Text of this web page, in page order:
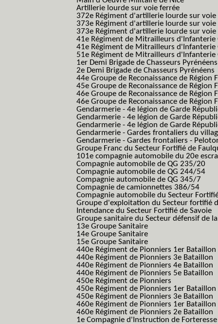
Artillerie lourde sur voie ferrée
372e Régiment d'artillerie lourde sur voie
373e Régiment d'artillerie lourde sur voie
373e Régiment d'artillerie lourde sur
41e Régiment de Mitrailleurs d'Infanterie
41e Régiment de Mitrailleurs d'Infanterie
51e Régiment de Mitrailleurs d'Infanterie
1er Demi Brigade de Chasseurs Pyrénéens
2e Demi Brigade de Chasseurs Pyrénéens
44e Groupe de Reconaissance de Région
45e Groupe de Reconaissance de Région
46e Groupe de Reconaissance de Région
46e Groupe de Reconaissance de
Gendarmerie - 4e légion de Garde
Gendarmerie - 4e légion de Garde
Gendarmerie - 4e légion de Garde
Gendarmerie - Gardes frontaliers du
Gendarmerie - Gardes frontaliers -
Groupe Franc du Secteur Fortifié de
101e compagnie automobile du 20e
Compagnie automobile de QG 235/20
Compagnie automobile de QG 244/54
Compagnie automobile de QG 345/7
Compagnie de camionnettes 386/54
Compagnie automobile du Secteur
Groupe d'exploitation du Secteur fortifié
Intendance du Secteur Fortifié de Savoie
Groupe sanitaire du Secteur défensif de
13e Groupe Sanitaire
14e Groupe Sanitaire
15e Groupe Sanitaire
440e Régiment de Pionniers 1er Bataillon
440e Régiment de Pionniers 3e Bataillon
440e Régiment de Pionniers 4e Bataillon
440e Régiment de Pionniers 5e Bataillon
450e Régiment de Pionniers
450e Régiment de Pionniers 1er Bataillon
450e Régiment de Pionniers 3e Bataillon
460e Régiment de Pionniers 1er Bataillon
460e Régiment de Pionniers 2e Bataillon
1e Compagnie d'Instruction de